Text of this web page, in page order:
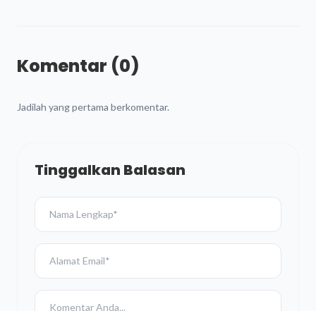
Komentar (0)
Jadilah yang pertama berkomentar.
Tinggalkan Balasan